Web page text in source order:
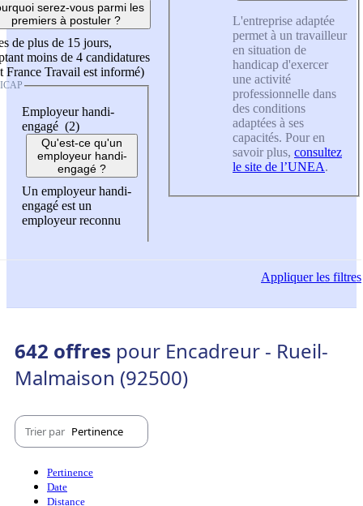
serez-vous parmi les
premiers à postuler ?
de plus de 15 jours,
moins de 4 candidatures
France Travail est informé)
Employeur handi-
engagé (2)
Qu'est-ce qu'un
employeur handi-
engagé ?
Un employeur handi-
engagé est un
employeur reconnu
L'entreprise adaptée
permet à un travailleur
en situation de
handicap d'exercer
une activité
professionnelle dans
des conditions
adaptées à ses
capacités. Pour en
savoir plus, consultez
le site de l’UNEA.
Appliquerles filtres
642 offres pour Encadreur - Rueil-
Malmaison (92500)
Trier par Pertinence
Pertinence
Date
Distance